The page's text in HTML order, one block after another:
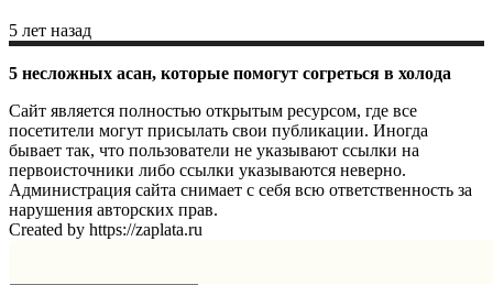
5 лет назад
5 несложных асан, которые помогут согреться в холода
Сайт является полностью открытым ресурсом, где все
посетители могут присылать свои публикации. Иногда
бывает так, что пользователи не указывают ссылки на
первоисточники либо ссылки указываются неверно.
Администрация сайта снимает с себя всю ответственность за
нарушения авторских прав.
Created by https://zaplata.ru